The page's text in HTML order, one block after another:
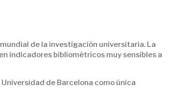
de la investigación universitaria. La
indicadores bibliométricos muy sensibles a
de Barcelona como única